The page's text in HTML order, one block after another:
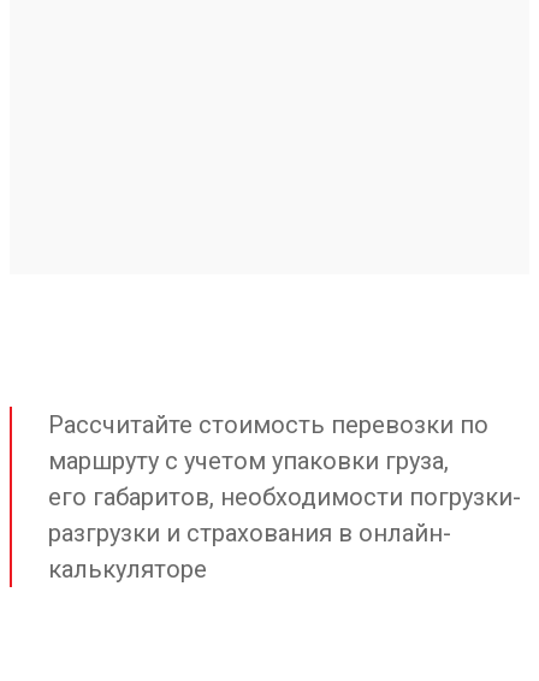
Рассчитайте стоимость перевозки по
маршруту с учетом упаковки груза,
его габаритов, необходимости погрузки-
разгрузки и страхования в онлайн-
калькуляторе